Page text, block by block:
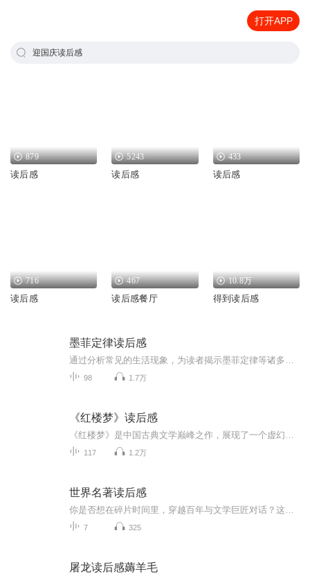
打开APP
迎国庆读后感
879
读后感
5243
读后感
433
读后感
716
读后感
467
读后感餐厅
10.8万
得到读后感
墨菲定律读后感
98 1.7万
《红楼梦》读后感
117 1.2万
世界名著读后感
7 325
屠龙读后感薅羊毛